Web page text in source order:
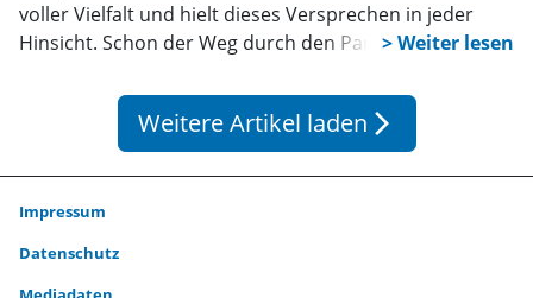
voller Vielfalt und hielt dieses Versprechen in jeder
Hinsicht. Schon der Weg durch den Park zum Konzert
Wetter, begleitet von vielen Blumen in bunten Farben,
lag eine erwartungsvolle Atmosphäre in der Luft.
Weitere Artikel laden arrow_forward_ios
Impressum
Datenschutz